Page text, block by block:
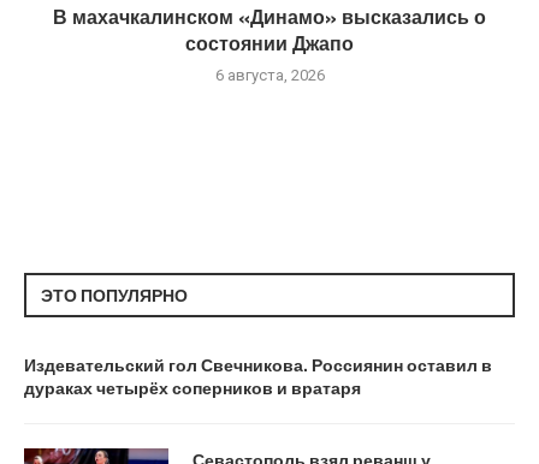
В махачкалинском «Динамо» высказались о
состоянии Джапо
6 августа, 2026
ЭТО ПОПУЛЯРНО
Издевательский гол Свечникова. Россиянин оставил в
дураках четырёх соперников и вратаря